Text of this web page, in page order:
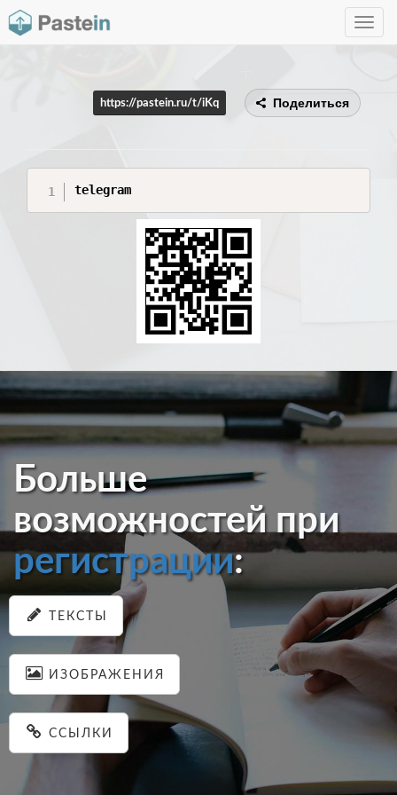
Toggle
https://pastein.ru/t/iKq Поделиться
telegram
Больше
возможностей при
регистрации:
ТЕКСТЫ
ИЗОБРАЖЕНИЯ
ССЫЛКИ